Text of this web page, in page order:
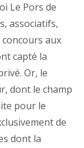
Le Pors de
associatifs,
concours aux
capté la
Or, le
dont le champ
pour le
de
dont la